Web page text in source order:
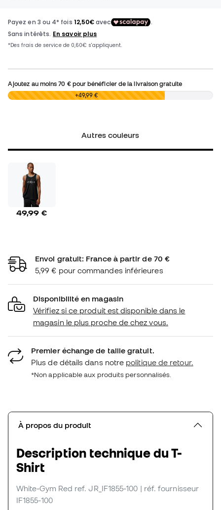
Ajoutez au moins70 €pour bénéficier de la livraison gratuite
0,00 € +49,99 €
Autres couleurs
49,99 €
Envoi gratuit: France à partir de 70 €
5,99 € pour commandes inférieures
Disponibilité en magasin
Vérifiez si ce produit est disponible dans le
magasin le plus proche de chez vous.
Premier échange de taille gratuit.
Plus de détails dans notre politique de retour.
*Non applicable aux produits personnalisés.
À propos du produit
Description technique du T-
Shirt
White-Gym Red ref. JR_IF1855-100 | réf. fournisseur
IF1855-100